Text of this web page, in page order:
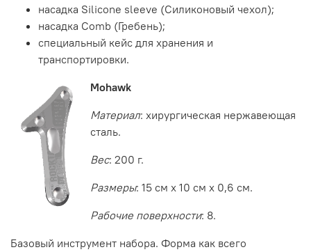
насадка Silicone sleeve (Силиконовый чехол);
насадка Comb (Гребень);
специальный кейс для хранения и
транспортировки.
Mohawk
Материал: хирургическая нержавеющая
сталь.
Вес: 200 г.
Размеры: 15 см x 10 см x 0,6 см.
Рабочие поверхности: 8.
Базовый инструмент набора. Форма как всего